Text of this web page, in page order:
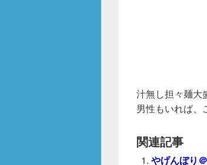
汁無し担々麺大
男性もいれば、
関連記事
やげんぼり